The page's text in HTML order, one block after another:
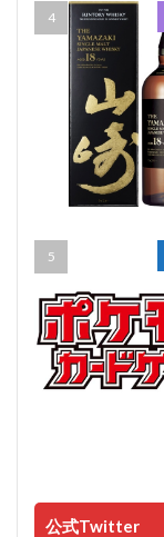
公式Twitter